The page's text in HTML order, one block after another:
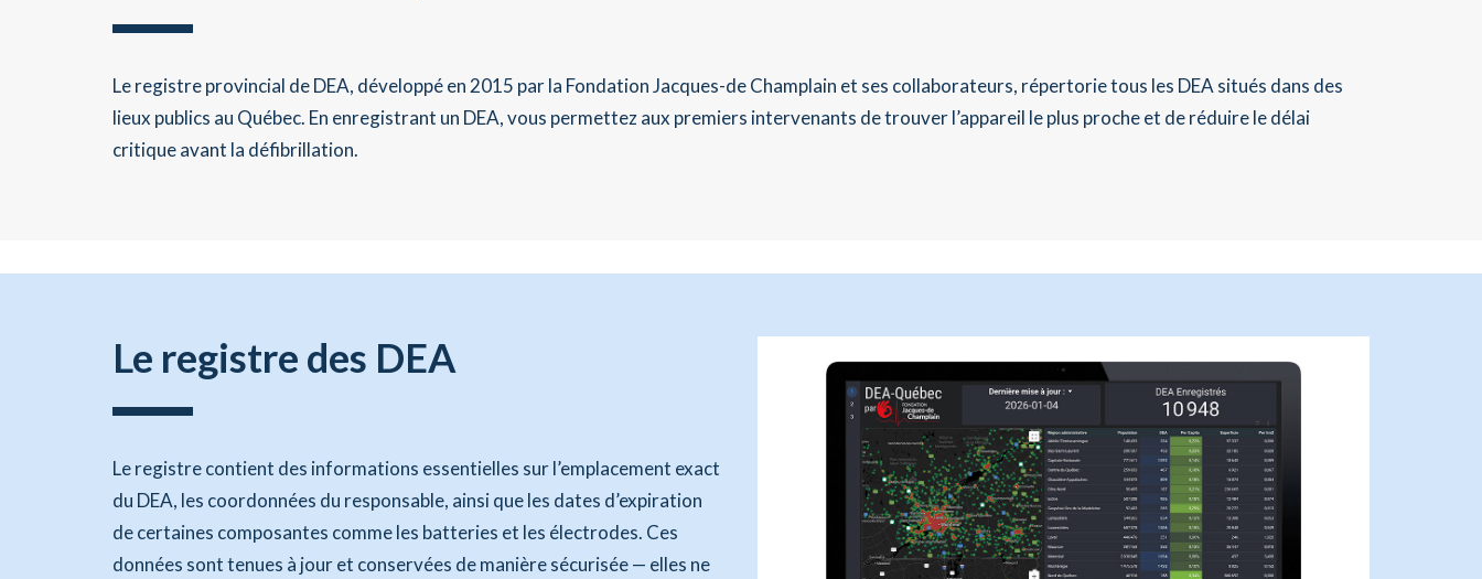
Le registre provincial de DEA, développé en 2015 par la Fondation Jacques-de Champlain et ses collaborateurs, répertorie tous les DEA situés dans des
lieux publics au Québec. En enregistrant un DEA, vous permettez aux premiers intervenants de trouver l’appareil le plus proche et de réduire le délai
critique avant la défibrillation.
Le registre des DEA
Le registre contient des informations essentielles sur l’emplacement exact
du DEA, les coordonnées du responsable, ainsi que les dates d’expiration
de certaines composantes comme les batteries et les électrodes. Ces
données sont tenues à jour et conservées de manière sécurisée — elles ne